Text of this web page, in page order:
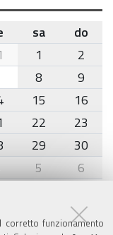
corretto funzionamento
sa
do
1
2
8
9
15
16
22
23
29
30
5 6